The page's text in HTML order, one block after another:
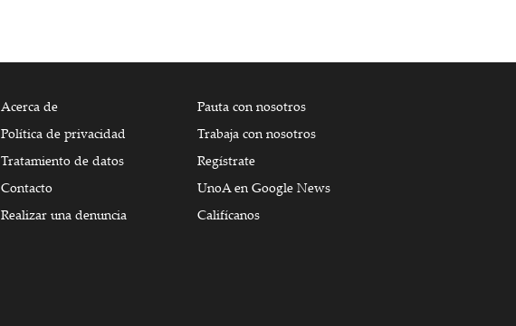
Acerca de
Política de privacidad
Tratamiento de datos
Contacto
Realizar una denuncia
Pauta con nosotros
Trabaja con nosotros
Regístrate
UnoA en Google News
Califícanos